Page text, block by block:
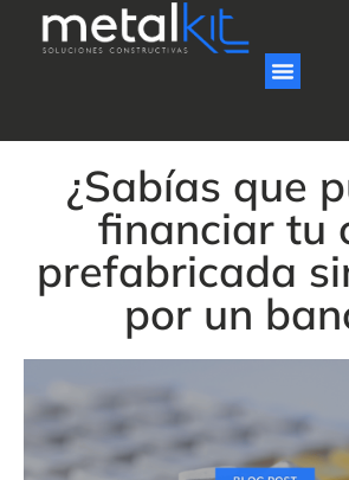
¿Sabías que
financiar tu
prefabricada
por un